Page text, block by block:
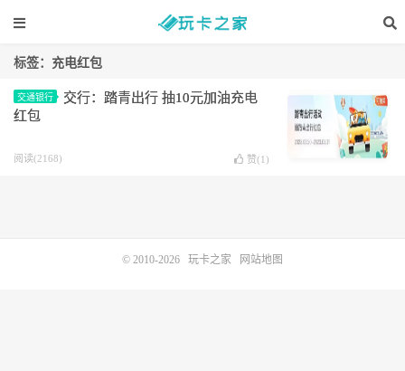
标签：充电红包
交通银行
交行：踏青出行 抽10元加油充电
红包
阅读(2168) 赞(1 )
© 2010-2026 玩卡之家 网站地图